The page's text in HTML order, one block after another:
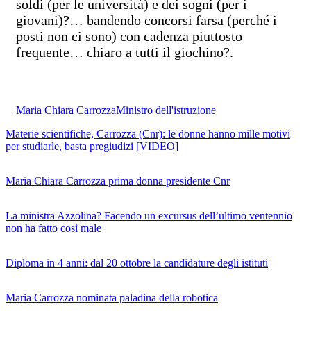
soldi (per le università) e dei sogni (per i
giovani)?… bandendo concorsi farsa (perché i
posti non ci sono) con cadenza piuttosto
frequente… chiaro a tutti il giochino?.
Maria Chiara CarrozzaMinistro dell'istruzione
Materie scientifiche, Carrozza (Cnr): le donne hanno mille motivi
per studiarle, basta pregiudizi [VIDEO]
Maria Chiara Carrozza prima donna presidente Cnr
La ministra Azzolina? Facendo un excursus dell’ultimo ventennio
non ha fatto così male
Diploma in 4 anni: dal 20 ottobre la candidature degli istituti
Maria Carrozza nominata paladina della robotica